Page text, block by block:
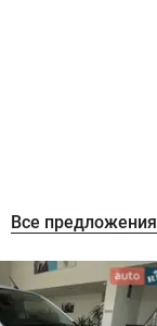
Все предложения